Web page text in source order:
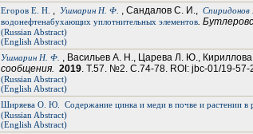
Егоров Е. Н. , Ушмарин Н. Ф. , Сандалов С. И., Спиридонов
водонефтенабухающих уплотнительных элементов.
(Russian Abstract)
(English Abstract)
Ушмарин Н. Ф. , Васильев А. Н., Царева Л. Ю., Кириллова
сообщения. 2019. Т.57. №2. С.74-78. ROI: jbc-01/19-57-
(Russian Abstract)
(English Abstract)
Ширяева О. Ю.
Содержание цинка и меди в почве и растении в
(Russian Abstract)
(English Abstract)